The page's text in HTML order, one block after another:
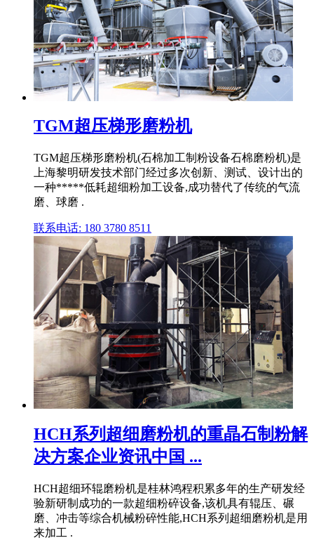
TGM超压梯形磨粉机
TGM超压梯形磨粉机(石棉加工制粉设备石棉磨粉机)是
上海黎明研发技术部门经过多次创新、测试、设计出的
一种*****低耗超细粉加工设备,成功替代了传统的气流
磨、球磨 .
联系电话: 180 3780 8511
HCH系列超细磨粉机的重晶石制粉解
决方案企业资讯中国 ...
HCH超细环辊磨粉机是桂林鸿程积累多年的生产研发经
验新研制成功的一款超细粉碎设备,该机具有辊压、碾
磨、冲击等综合机械粉碎性能,HCH系列超细磨粉机是用
来加工 .